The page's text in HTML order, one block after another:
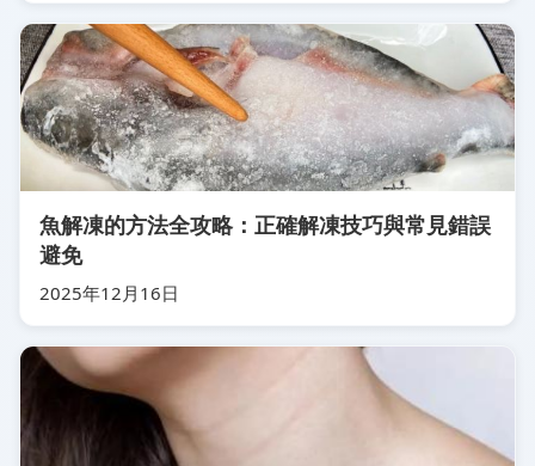
魚解凍的方法全攻略：正確解凍技巧與常見錯誤
避免
2025年12月16日